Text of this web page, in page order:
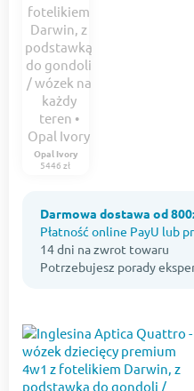
Opal Ivory
5446 zł
Darmowa dostawa od
Płatność online PayU lub
14 dni na zwrot towaru
Potrzebujesz porady